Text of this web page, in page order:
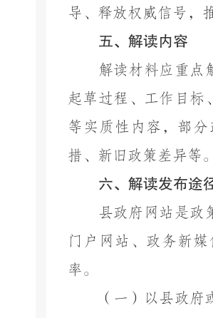
导、释放权威信号，
五、解读内容
解读材料应重点
起草过程、工作目标
等实质性内容，部
措、新旧政策差异等
六、解读发布途
县政府网站是政
门户网站、政务新
率。
（一）以县政